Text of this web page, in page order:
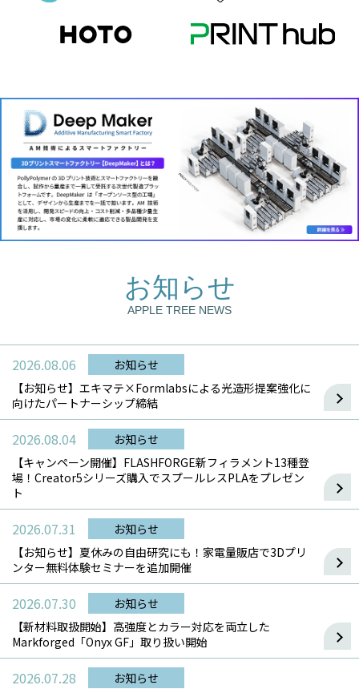
お知らせ
APPLE TREE NEWS
2026.08.06
お知らせ
【お知らせ】エキマテ×Formlabsによる光造形提案強化に
向けたパートナーシップ締結
2026.08.04
お知らせ
【キャンペーン開催】FLASHFORGE新フィラメント13種登
場！Creator5シリーズ購入でスプールレスPLAをプレゼン
ト
2026.07.31
お知らせ
【お知らせ】夏休みの自由研究にも！家電量販店で3Dプリ
ンター無料体験セミナーを追加開催
2026.07.30
お知らせ
【新材料取扱開始】高強度とカラー対応を両立した
Markforged「Onyx GF」取り扱い開始
2026.07.28
お知らせ